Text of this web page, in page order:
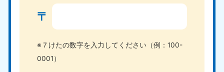
〒
※７けたの数字を入力してください（例：100-
0001）